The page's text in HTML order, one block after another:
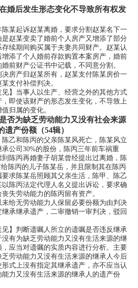
婚后发生形态变化不导致所有权发
某起诉赵某离婚，要求分割赵某名下一
赵某变卖了婚前个人房产又增添了部分
续期间购买属于夫妻共同财产。赵某认
添了个人婚前存款购置本案房产，婚前
前财产公证书中记载，不同意分割。
产归赵某所有，赵某支付陈某房价一
支付补偿判决。
当事人以生产、经营之外的其他方式
即使该财产的形态发生变化，不导致上
归属的变化。
否为缺乏劳动能力又没有社会来源
产份额（54辑）
和陈丙的父亲陈某风死亡，陈某风立
公司30%的股份，陈丙三年前车祸重
陈丙再婚妻子胡某曾经提出过离婚，陈
陈丙的儿子陈某岳，并且限制其在陈丙
求陈某岳照顾其父亲生活，陈甲、陈乙
陈丙法定代理人名义提出诉讼，要求确
失劳动能力的陈丙留有资产。
无劳动能力人保留必要份额为由判决
承继承遗产，二审撤销一审判决，驳回
判断遗嘱人所立的遗嘱是否违反继承
有为缺乏劳动能力又没有生活来源的继
应当对遗嘱的实质内容进行分析。主要
劳动能力又没有生活来源的继承人今后
式上没有指定其继承遗产，亦不应当认
力又没有生活来源的继承人的遗产份